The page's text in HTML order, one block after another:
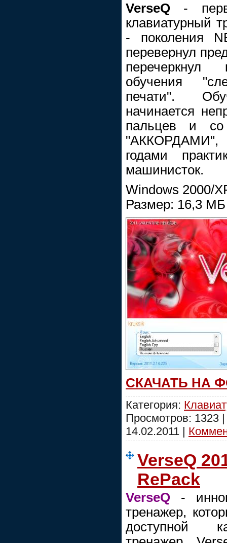
VerseQ -
клавиатурный
- поколения
перевернул
перечеркнул
обучения
печати".
начинается
пальцев и
"АККОРДАМИ",
годами
машинисток.
Windows 2000/
Размер: 16,3 МБ
СКАЧАТЬ НА
Категория:
Просмотров: 1323
14.02.2011
VerseQ
RePack
VerseQ -
тренажер,
доступной